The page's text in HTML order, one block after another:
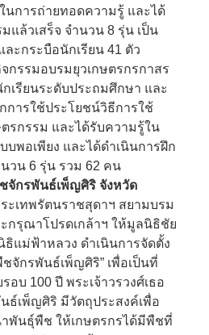
นการถ่ายทอดความรู้ และได้
แล้วเสร็จ จำนวน 8 รุ่น เป็น
ละกระบือนักเรียน 41 ตัว
กรรมอบรมยุวเกษตรกรกาสร
เรียนระดับประถมศึกษา และ
การใช้ประโยชน์วิธีการใช้
รกรรม และได้รับความรู้ใน
บพอเพียง และได้ดำเนินการฝึก
วน 6 รุ่น รวม 62 คน
กรพันธ์เพ็ญศิริ จังหวัด
ะเทพรัตนราชสุดาฯ สยามบรม
กรุณาโปรดเกล้าฯ ให้มูลนิธิชัย
แม่ฟ้าหลวง ดำเนินการจัดตั้ง
จักรพันธ์เพ็ญศิริ” เพื่อเป็นที่
อบ 100 ปี พระเจ้าวรวงศ์เธอ
ธ์เพ็ญศิริ มีวัตถุประสงค์เพื่อ
พันธุ์พืช ให้เกษตรกรได้มีพืชที่